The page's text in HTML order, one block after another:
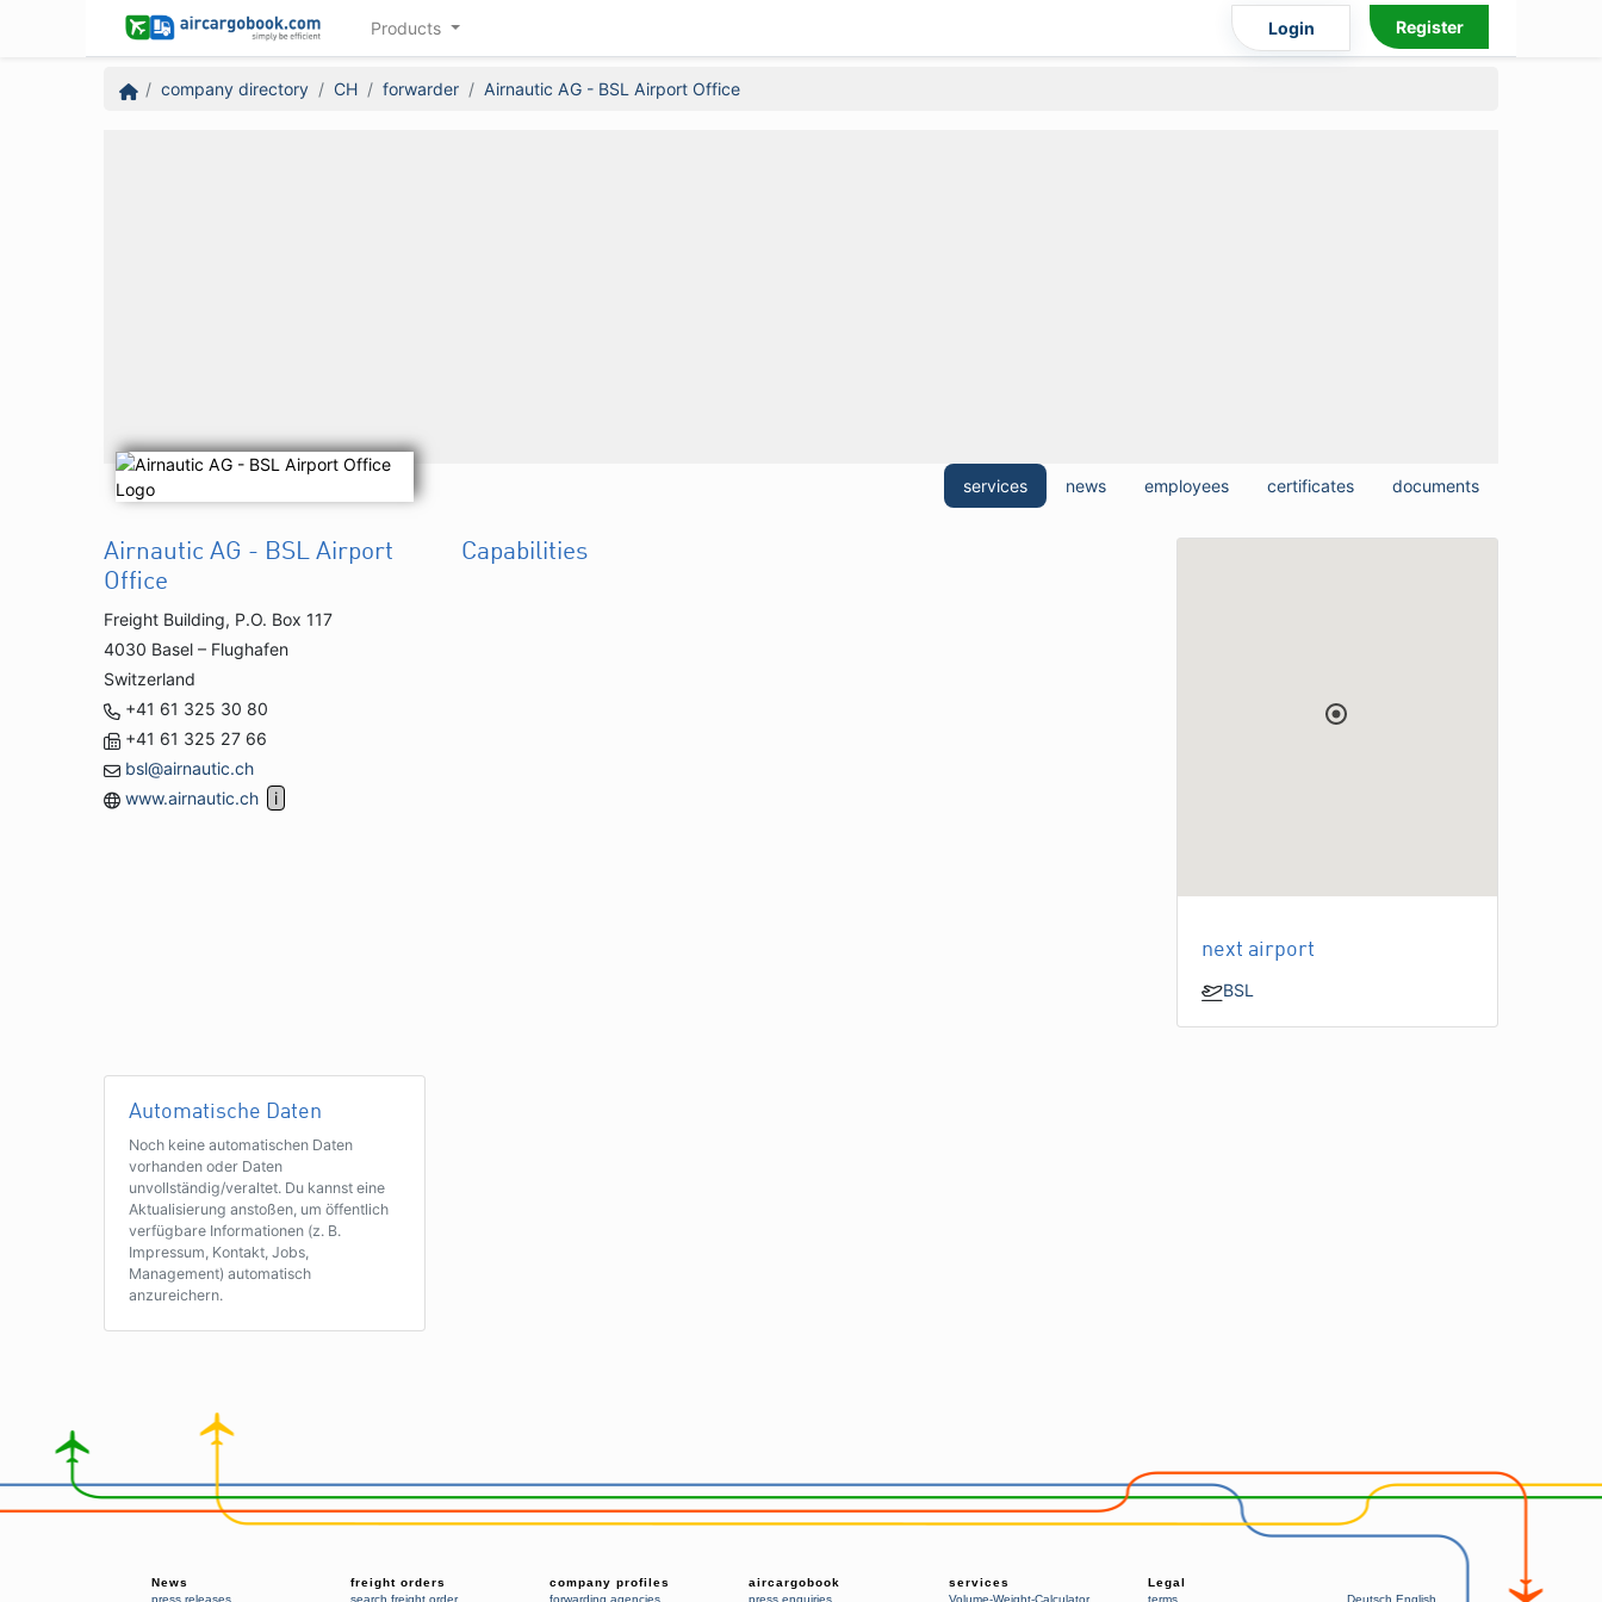
Products Login Register
company directory CH forwarder Airnautic AG - BSL Airport Office
services news employees certificates documents
Airnautic AG - BSL Airport
Office
Freight Building, P.O. Box 117
4030 Basel – Flughafen
Switzerland
+41 61 325 30 80
+41 61 325 27 66
bsl@airnautic.ch
www.airnautic.ch
Capabilities
next airport
BSL
Automatische Daten
Noch keine automatischen Daten
vorhanden oder Daten
unvollständig/veraltet. Du kannst eine
Aktualisierung anstoßen, um öffentlich
verfügbare Informationen (z. B.
Impressum, Kontakt, Jobs,
Management) automatisch
anzureichern.
News
press releases
freight orders
search freight order
company profiles
forwarding agencies
aircargobook
press enquiries
services
Volume-Weight-Calculator
Legal
terms
Deutsch English